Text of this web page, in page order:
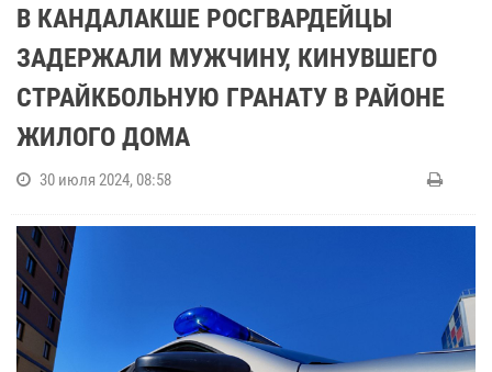
В КАНДАЛАКШЕ РОСГВАРДЕЙЦЫ
ЗАДЕРЖАЛИ МУЖЧИНУ, КИНУВШЕГО
СТРАЙКБОЛЬНУЮ ГРАНАТУ В РАЙОНЕ
ЖИЛОГО ДОМА
30 июля 2024, 08:58